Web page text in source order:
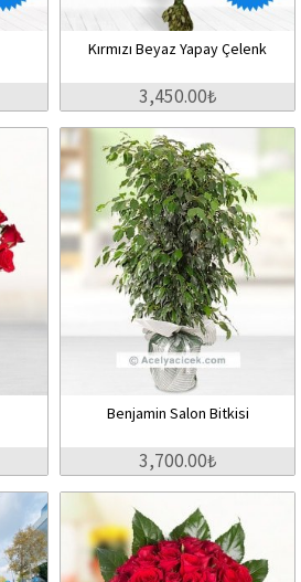
Kırmızı Beyaz Yapay Çelenk
3,450.00₺
Benjamin Salon Bitkisi
3,700.00₺